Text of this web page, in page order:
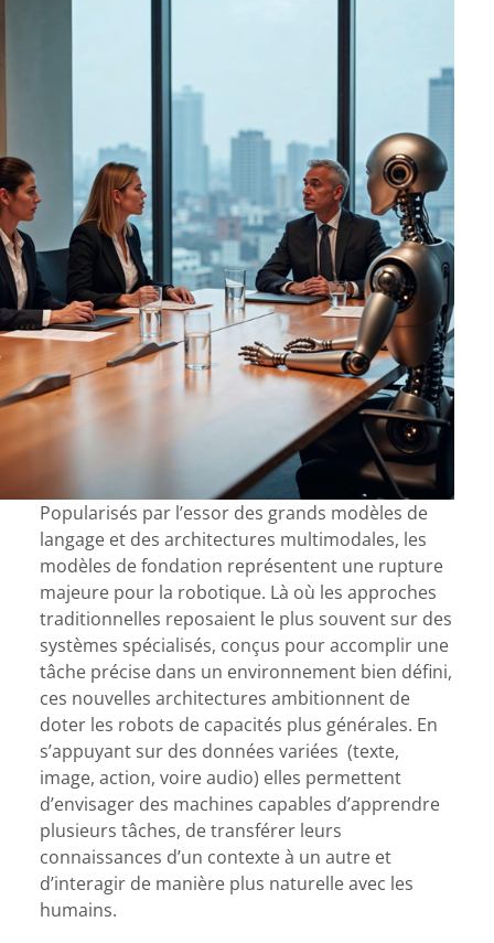
Popularisés par l’essor des grands modèles de
langage et des architectures multimodales, les
modèles de fondation représentent une rupture
majeure pour la robotique. Là où les approches
traditionnelles reposaient le plus souvent sur des
systèmes spécialisés, conçus pour accomplir une
tâche précise dans un environnement bien défini,
ces nouvelles architectures ambitionnent de
doter les robots de capacités plus générales. En
s’appuyant sur des données variées (texte,
image, action, voire audio) elles permettent
d’envisager des machines capables d’apprendre
plusieurs tâches, de transférer leurs
connaissances d’un contexte à un autre et
d’interagir de manière plus naturelle avec les
humains.